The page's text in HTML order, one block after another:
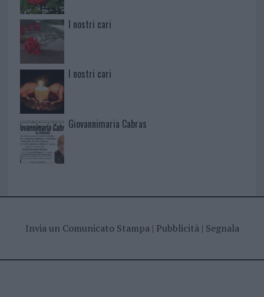
I nostri cari
I nostri cari
Giovannimaria Cabras
Invia un Comunicato Stampa| Pubblicità| Segnala